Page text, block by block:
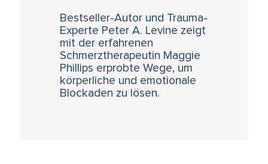
Bestseller-Autor und Trauma-
Experte Peter A. Levine zeigt
mit der erfahrenen
Schmerztherapeutin Maggie
Phillips erprobte Wege, um
körperliche und emotionale
Blockaden zu lösen.